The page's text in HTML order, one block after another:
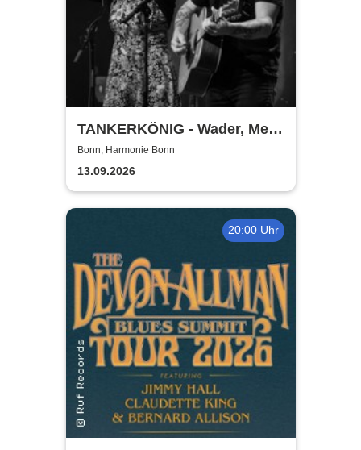
TANKERKÖNIG - Wader, Mey
& Co
Bonn, Harmonie Bonn
13.09.2026
20:00 Uhr